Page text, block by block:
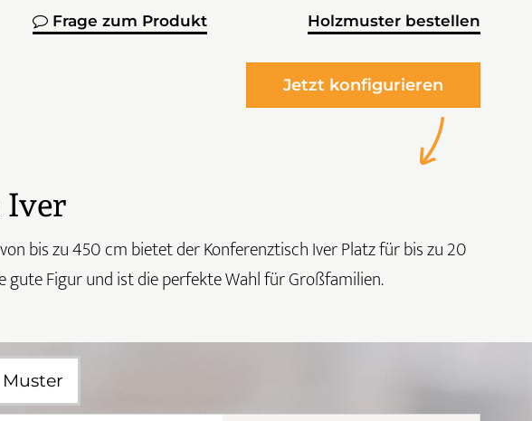
Holzmuster bestellen
Frage zum Produkt
Jetzt konfigurieren
Iver
bis zu 450 cm bietet der Konferenztisch Iver Platz für bis zu 20
gute Figur und ist die perfekte Wahl für Großfamilien.
Muster